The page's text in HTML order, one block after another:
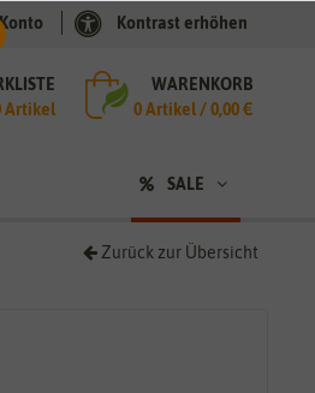
Kontrast erhöhen
Artikel
WARENKORB
0Artikel /0,00 €
SALE
Zurück zur Übersicht